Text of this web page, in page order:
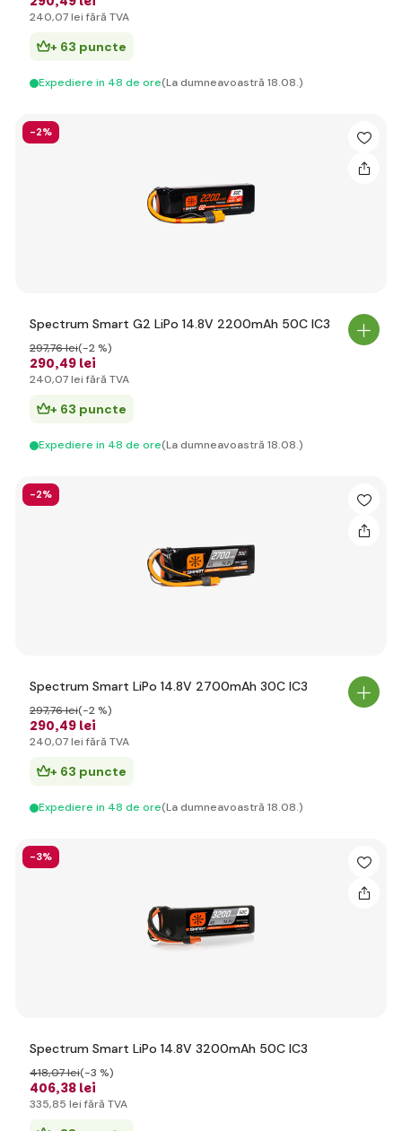
240,07 lei fără TVA
+ 63 puncte
Expediere in 48 de ore(La dumneavoastră 18.08.)
-2%
Spectrum Smart G2 LiPo 14.8V 2200mAh 50C IC3
290,49 lei
297,76 lei(-2 %)
240,07 lei fără TVA
+ 63 puncte
Expediere in 48 de ore(La dumneavoastră 18.08.)
-2%
Spectrum Smart LiPo 14.8V 2700mAh 30C IC3
290,49 lei
297,76 lei(-2 %)
240,07 lei fără TVA
+ 63 puncte
Expediere in 48 de ore(La dumneavoastră 18.08.)
-3%
Spectrum Smart LiPo 14.8V 3200mAh 50C IC3
406,38 lei
418,07 lei(-3 %)
335,85 lei fără TVA